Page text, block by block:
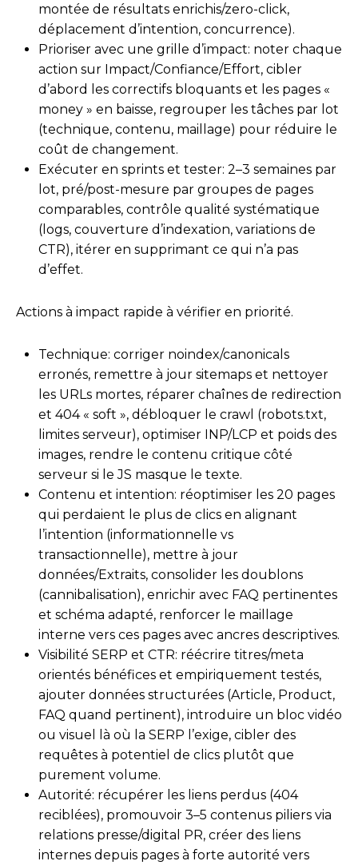
montée de résultats enrichis/zero-click,
déplacement d’intention, concurrence).
Prioriser avec une grille d’impact: noter chaque
action sur Impact/Confiance/Effort, cibler
d’abord les correctifs bloquants et les pages «
money » en baisse, regrouper les tâches par lot
(technique, contenu, maillage) pour réduire le
coût de changement.
Exécuter en sprints et tester: 2–3 semaines par
lot, pré/post-mesure par groupes de pages
comparables, contrôle qualité systématique
(logs, couverture d’indexation, variations de
CTR), itérer en supprimant ce qui n’a pas
d’effet.
Actions à impact rapide à vérifier en priorité.
Technique: corriger noindex/canonicals
erronés, remettre à jour sitemaps et nettoyer
les URLs mortes, réparer chaînes de redirection
et 404 « soft », débloquer le crawl (robots.txt,
limites serveur), optimiser INP/LCP et poids des
images, rendre le contenu critique côté
serveur si le JS masque le texte.
Contenu et intention: réoptimiser les 20 pages
qui perdaient le plus de clics en alignant
l’intention (informationnelle vs
transactionnelle), mettre à jour
données/Extraits, consolider les doublons
(cannibalisation), enrichir avec FAQ pertinentes
et schéma adapté, renforcer le maillage
interne vers ces pages avec ancres descriptives.
Visibilité SERP et CTR: réécrire titres/meta
orientés bénéfices et empiriquement testés,
ajouter données structurées (Article, Product,
FAQ quand pertinent), introduire un bloc vidéo
ou visuel là où la SERP l’exige, cibler des
requêtes à potentiel de clics plutôt que
purement volume.
Autorité: récupérer les liens perdus (404
reciblées), promouvoir 3–5 contenus piliers via
relations presse/digital PR, créer des liens
internes depuis pages à forte autorité vers